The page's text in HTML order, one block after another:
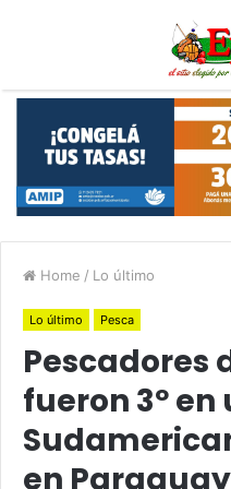
Home / Lo último
Lo último Pesca
Pescadores
fueron 3º en
en Paraguay